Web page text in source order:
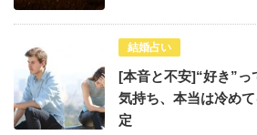
結婚占い
[本音と不安]“好き”っ
気持ち、本当は冷め
定